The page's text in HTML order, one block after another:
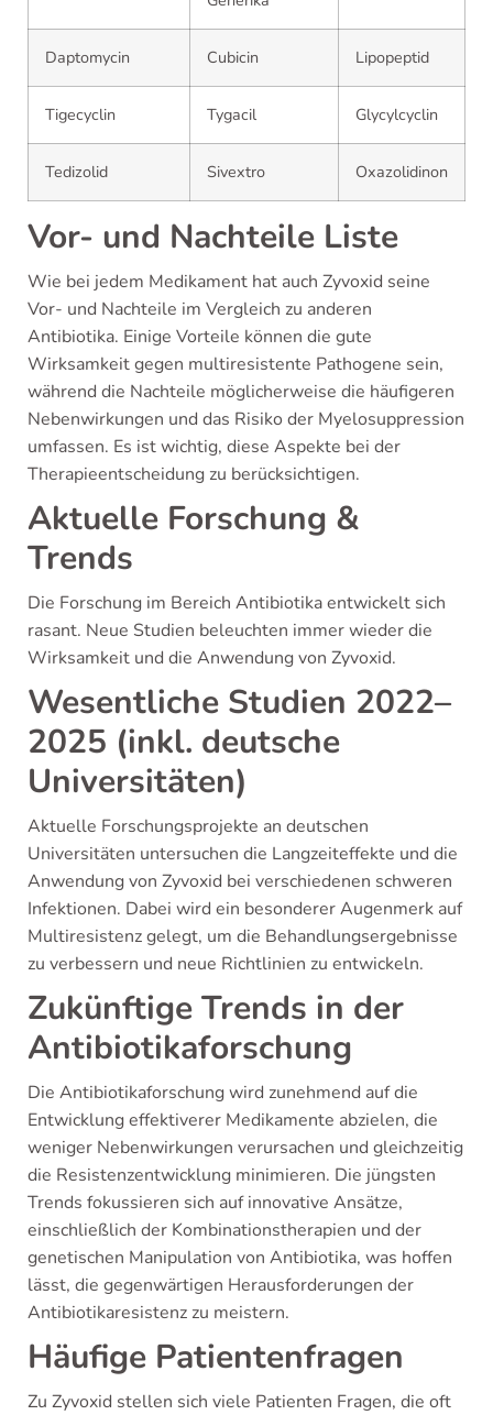
Daptomycin Cubicin Lipopeptid
Tigecyclin Tygacil Glycylcyclin
Tedizolid Sivextro Oxazolidinon
Vor- und Nachteile Liste
Wie bei jedem Medikament hat auch Zyvoxid seine
Vor- und Nachteile im Vergleich zu anderen
Antibiotika. Einige Vorteile können die gute
Wirksamkeit gegen multiresistente Pathogene sein,
während die Nachteile möglicherweise die häufigeren
Nebenwirkungen und das Risiko der Myelosuppression
umfassen. Es ist wichtig, diese Aspekte bei der
Therapieentscheidung zu berücksichtigen.
Aktuelle Forschung &
Trends
Die Forschung im Bereich Antibiotika entwickelt sich
rasant. Neue Studien beleuchten immer wieder die
Wirksamkeit und die Anwendung von Zyvoxid.
Wesentliche Studien 2022–
2025 (inkl. deutsche
Universitäten)
Aktuelle Forschungsprojekte an deutschen
Universitäten untersuchen die Langzeiteffekte und die
Anwendung von Zyvoxid bei verschiedenen schweren
Infektionen. Dabei wird ein besonderer Augenmerk auf
Multiresistenz gelegt, um die Behandlungsergebnisse
zu verbessern und neue Richtlinien zu entwickeln.
Zukünftige Trends in der
Antibiotikaforschung
Die Antibiotikaforschung wird zunehmend auf die
Entwicklung effektiverer Medikamente abzielen, die
weniger Nebenwirkungen verursachen und gleichzeitig
die Resistenzentwicklung minimieren. Die jüngsten
Trends fokussieren sich auf innovative Ansätze,
einschließlich der Kombinationstherapien und der
genetischen Manipulation von Antibiotika, was hoffen
lässt, die gegenwärtigen Herausforderungen der
Antibiotikaresistenz zu meistern.
Häufige Patientenfragen
Zu Zyvoxid stellen sich viele Patienten Fragen, die oft